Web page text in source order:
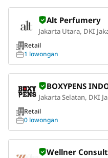
Alt Perfumery
Jakarta Utara, DKI
Retail
1 lowongan
BOXYPENS
Jakarta Selatan, DKI
Retail
0 lowongan
Wellner